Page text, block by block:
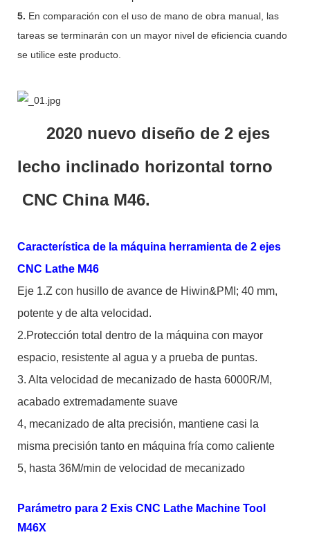
5. En comparación con el uso de mano de obra manual, las
tareas se terminarán con un mayor nivel de eficiencia cuando
se utilice este producto.
2020 nuevo diseño de 2 ejes
lecho inclinado horizontal torno
CNC China M46.
Característica de la máquina herramienta de 2 ejes
CNC Lathe M46
Eje 1.Z con husillo de avance de Hiwin&PMI; 40 mm,
potente y de alta velocidad.
2.Protección total dentro de la máquina con mayor
espacio, resistente al agua y a prueba de puntas.
3. Alta velocidad de mecanizado de hasta 6000R/M,
acabado extremadamente suave
4, mecanizado de alta precisión, mantiene casi la
misma precisión tanto en máquina fría como caliente
5, hasta 36M/min de velocidad de mecanizado
Parámetro para 2 Exis CNC Lathe Machine Tool
M46X